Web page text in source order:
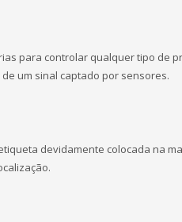
para controlar qualquer tipo de
um sinal captado por sensores.
devidamente colocada na